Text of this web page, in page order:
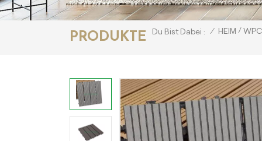
PRODUKTE Du Bist Dabei : / HEIM /